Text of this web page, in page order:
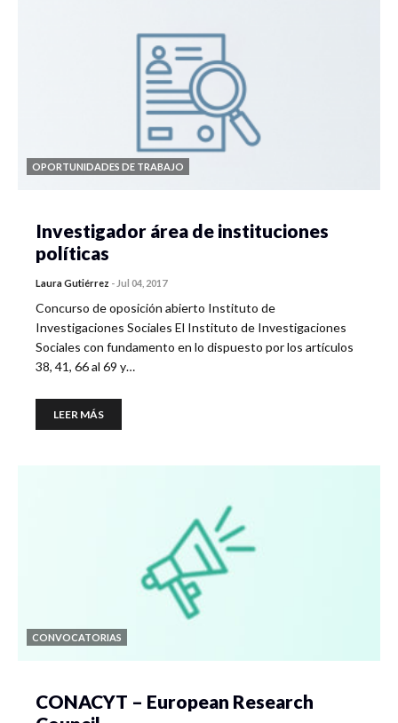
OPORTUNIDADES DE TRABAJO
Investigador área de instituciones
políticas
Laura Gutiérrez - Jul 04, 2017
Concurso de oposición abierto Instituto de
Investigaciones Sociales El Instituto de Investigaciones
Sociales con fundamento en lo dispuesto por los artículos
38, 41, 66 al 69 y…
LEER MÁS
CONVOCATORIAS
CONACYT – European Research